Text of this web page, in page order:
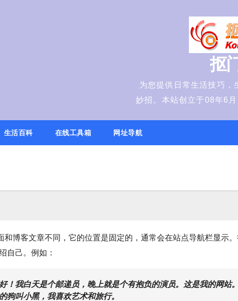
抠
为您提供日常生活技巧，
妙招。本站创立于08年6
生活百科 在线工具箱 网址导航
和博客文章不同，它的位置是固定的，通常会在站点导航栏显示
自己。例如：
！我白天是个邮递员，晚上就是个有抱负的演员。这是我的网站
狗叫小黑，我喜欢艺术和旅行。